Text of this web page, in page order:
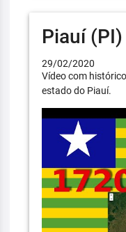
Piauí (PI)
29/02/2020
Vídeo com
estado do Piauí.